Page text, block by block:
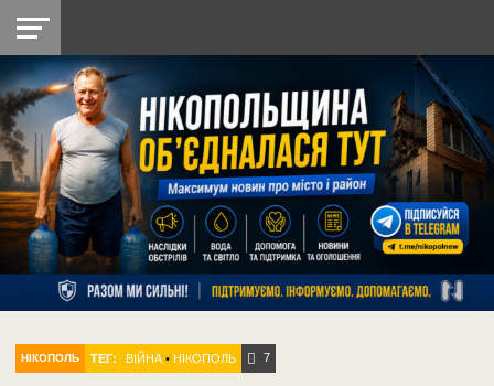
НІКОПОЛЬ
РАЙОН
СІЧЕСЛАВСЬКА
УКРАЇНА
РЕТРО
НІКОПОЛЬ
ЛАЙТ
УКРАЇНА
ДОПОМОГА
РАДІО
НІКОПОЛЬ ТЕГ: ВІЙНА •НІКОПОЛЬ 7